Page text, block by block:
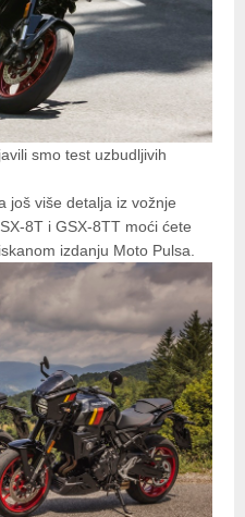
smo test uzbudljivih
još više detalja iz vožnje
8T i GSX-8TT moći ćete
izdanju Moto Pulsa.